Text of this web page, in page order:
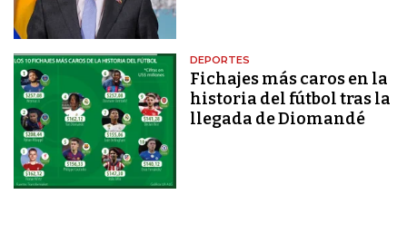
DEPORTES
Fichajes más caros en la
historia del fútbol tras la
llegada de Diomandé